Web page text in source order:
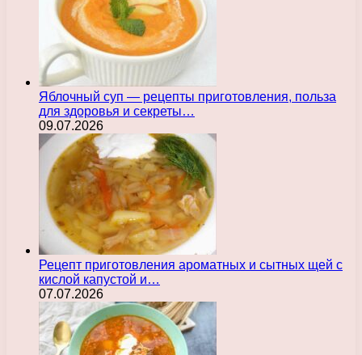
Яблочный суп — рецепты приготовления, польза
для здоровья и секреты…
09.07.2026
Рецепт приготовления ароматных и сытных щей с
кислой капустой и…
07.07.2026